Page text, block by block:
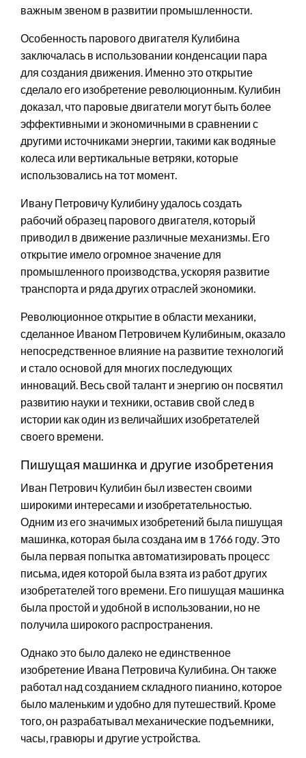
важным звеном в развитии промышленности.
Особенность парового двигателя Кулибина
заключалась в использовании конденсации пара
для создания движения. Именно это открытие
сделало его изобретение революционным. Кулибин
доказал, что паровые двигатели могут быть более
эффективными и экономичными в сравнении с
другими источниками энергии, такими как водяные
колеса или вертикальные ветряки, которые
использовались на тот момент.
Ивану Петровичу Кулибину удалось создать
рабочий образец парового двигателя, который
приводил в движение различные механизмы. Его
открытие имело огромное значение для
промышленного производства, ускоряя развитие
транспорта и ряда других отраслей экономики.
Революционное открытие в области механики,
сделанное Иваном Петровичем Кулибиным, оказало
непосредственное влияние на развитие технологий
и стало основой для многих последующих
инноваций. Весь свой талант и энергию он посвятил
развитию науки и техники, оставив свой след в
истории как один из величайших изобретателей
своего времени.
Пишущая машинка и другие изобретения
Иван Петрович Кулибин был известен своими
широкими интересами и изобретательностью.
Одним из его значимых изобретений была пишущая
машинка, которая была создана им в 1766 году. Это
была первая попытка автоматизировать процесс
письма, идея которой была взята из работ других
изобретателей того времени. Его пишущая машинка
была простой и удобной в использовании, но не
получила широкого распространения.
Однако это было далеко не единственное
изобретение Ивана Петровича Кулибина. Он также
работал над созданием складного пианино, которое
было маленьким и удобно для путешествий. Кроме
того, он разрабатывал механические подъемники,
часы, гравюры и другие устройства.